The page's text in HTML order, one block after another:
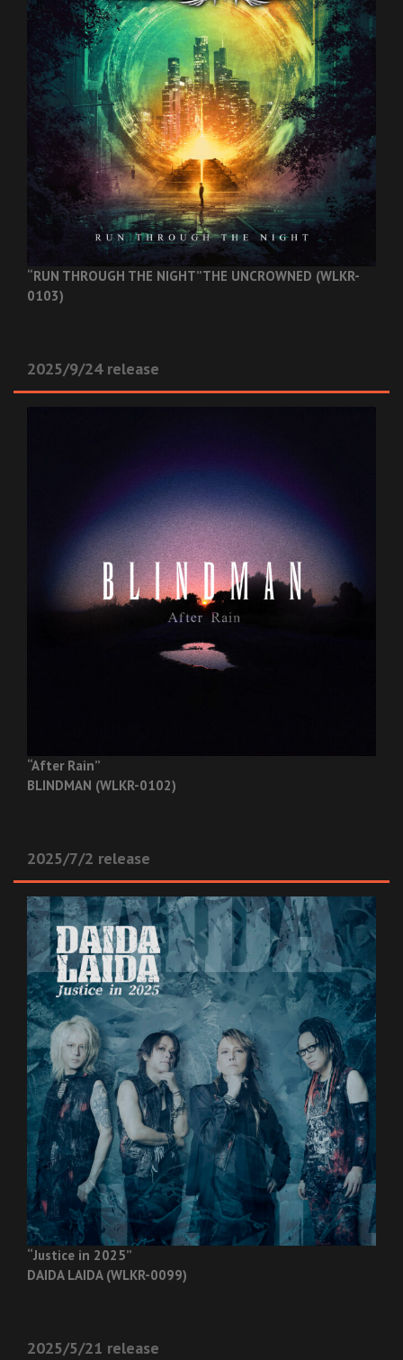
“RUN THROUGH THE NIGHT”THE UNCROWNED (WLKR-
0103)
2025/9/24 release
“After Rain”
BLINDMAN (WLKR-0102)
2025/7/2 release
“Justice in 2025”
DAIDA LAIDA (WLKR-0099)
2025/5/21 release